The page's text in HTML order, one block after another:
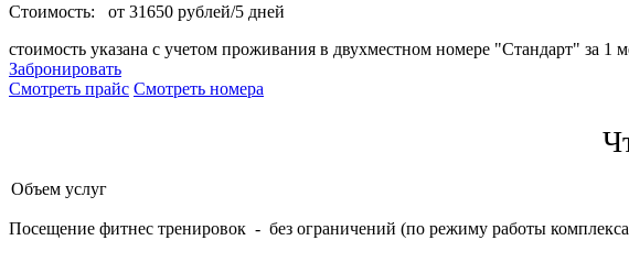
Стоимость:
от 31650 рублей/5 дней
стоимость указана с учетом проживания в двухместном номере "Стандарт" за 1
Забронировать
Смотреть прайс Смотреть номера
Объем услуг
Посещение фитнес тренировок - без ограничений (по режиму работы